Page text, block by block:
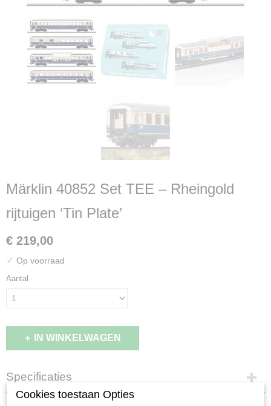
Märklin 40852 Set TEE – Rheingold
rijtuigen ‘Tin Plate’
€ 219,00
✓ Op voorraad
Aantal
IN WINKELWAGEN
Specificaties
EAN code
Cookies toestaan Opties